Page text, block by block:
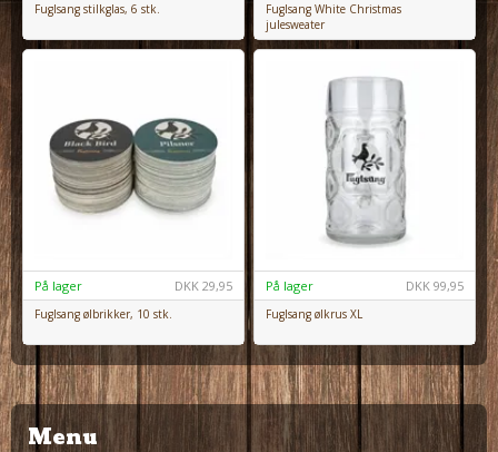
Fuglsang stilkglas, 6 stk.
Fuglsang White Christmas
julesweater
DKK 29,95
På lager
Fuglsang ølbrikker, 10 stk.
DKK 99,95
På lager
Fuglsang ølkrus XL
Menu